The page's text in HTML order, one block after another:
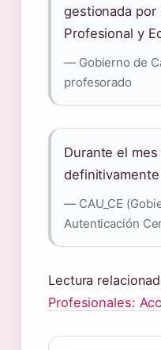
gestionada por
Profesional y
— Gobierno de
profesorado
Durante el
— CAU_CE
Autenticación
Lectura
Profesionales: